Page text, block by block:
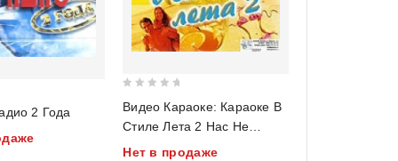
2 Года
out
of
5
Видео Караоке: Караоке В
Стиле Лета 2 Нас Не
Догонят
Нет в продаже